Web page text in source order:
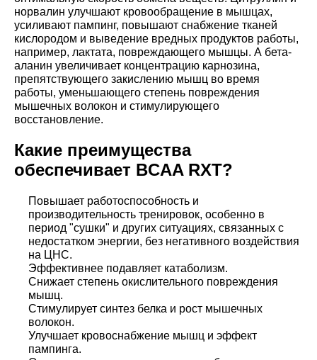
норвалин улучшают кровообращение в мышцах,
усиливают пампинг, повышают снабжение тканей
кислородом и выведение вредных продуктов работы,
например, лактата, повреждающего мышцы. А бета-
аланин увеличивает концентрацию карнозина,
препятствующего закислению мышц во время
работы, уменьшающего степень повреждения
мышечных волокон и стимулирующего
восстановление.
Какие преимущества
обеспечивает BCAA RXT?
Повышает работоспособность и
производительность тренировок, особенно в
период "сушки" и других ситуациях, связанных с
недостатком энергии, без негативного воздействия
на ЦНС.
Эффективнее подавляет катаболизм.
Снижает степень окислительного повреждения
мышц.
Стимулирует синтез белка и рост мышечных
волокон.
Улучшает кровоснабжение мышц и эффект
пампинга.